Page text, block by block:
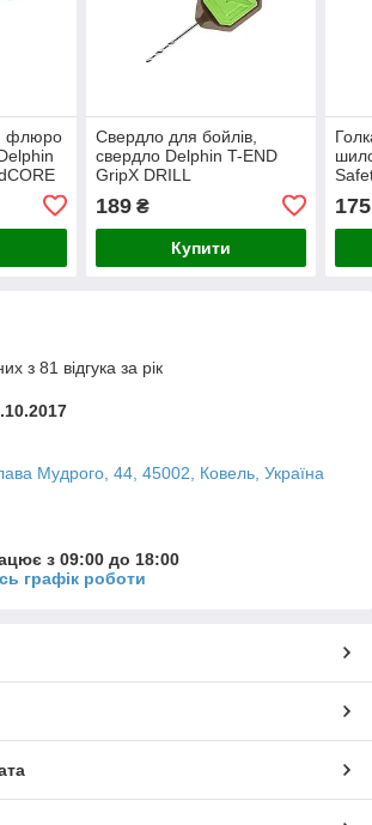
флюро
Свердло для бойлів,
свердло Delphin T-END
GripX DRILL
189₴
Купити
175
з 81 відгука за рік
Мудрого, 44, 45002, Ковель, Україна
з 09:00 до 18:00
графік роботи